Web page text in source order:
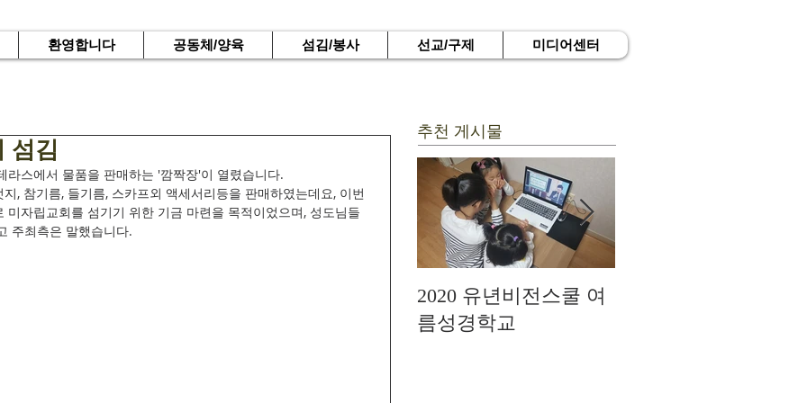
환영합니다 공동체/양육 섬김/봉사 선교/구제 미디어센터
섬김
라스에서 물품을 판매하는 '깜짝장'이 열렸습니다.
, 참기름, 들기름, 스카프외 액세서리등을 판매하였는데요, 이번
자립교회를 섬기기 위한 기금 마련을 목적이었으며, 성도님들
주최측은 말했습니다.
추천 게시물
2020 유년비전스쿨 여
름성경학교